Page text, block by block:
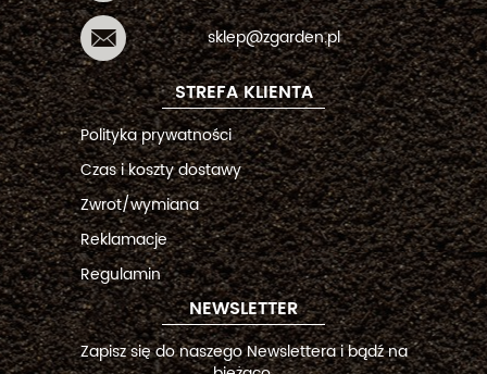
sklep@zgarden.pl
STREFA KLIENTA
Polityka prywatności
Czas i koszty dostawy
Zwrot/wymiana
Reklamacje
Regulamin
NEWSLETTER
Zapisz się do naszego Newslettera i bądź na